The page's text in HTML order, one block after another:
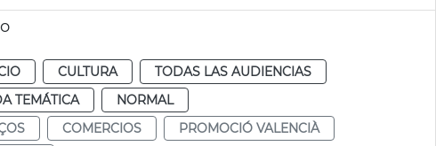
CULTURA
TODAS LAS AUDIENCIAS
TEMÁTICA
NORMAL
COMERCIOS
PROMOCIÓ VALENCIÀ